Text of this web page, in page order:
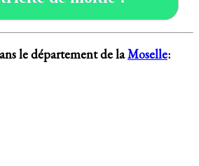
le département de laMoselle: